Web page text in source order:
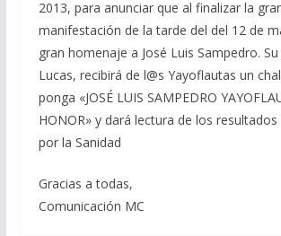
2013, para anunciar que al finalizar la
manifestación de la tarde del del 12 de
gran homenaje a José Luis Sampedro.
Lucas, recibirá de l@s Yayoflautas un
ponga «JOSÉ LUIS SAMPEDRO
HONOR» y dará lectura de los
por la Sanidad
Gracias a todas,
Comunicación MC